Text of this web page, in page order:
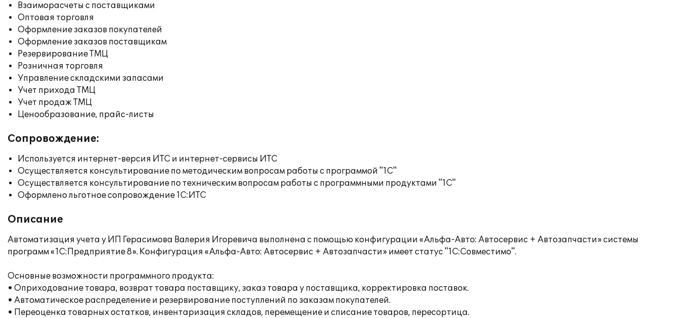
Взаиморасчеты с поставщиками
Оптовая торговля
Оформление заказов покупателей
Оформление заказов поставщикам
Резервирование ТМЦ
Розничная торговля
Управление складскими запасами
Учет прихода ТМЦ
Учет продаж ТМЦ
Ценообразование, прайс-листы
Сопровождение:
Используется интернет-версия ИТС и интернет-сервисы ИТС
Осуществляется консультирование по методическим вопросам работы с программой "1С"
Осуществляется консультирование по техническим вопросам работы с программными продуктами "1С"
Оформлено льготное сопровождение 1С:ИТС
Описание
Автоматизация учета у ИП Герасимова Валерия Игоревича выполнена с помощью конфигурации «Альфа-Авто: Автосервис + Автозапчасти» системы
программ «1С:Предприятие 8». Конфигурация «Альфа-Авто: Автосервис + Автозапчасти» имеет статус "1С:Совместимо".
Основные возможности программного продукта:
• Оприходование товара, возврат товара поставщику, заказ товара у поставщика, корректировка поставок.
• Автоматическое распределение и резервирование поступлений по заказам покупателей.
• Переоценка товарных остатков, инвентаризация складов, перемещение и списание товаров, пересортица.